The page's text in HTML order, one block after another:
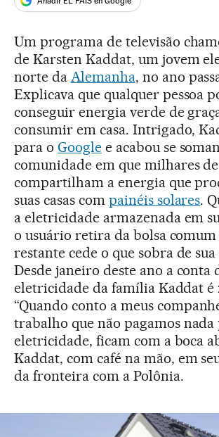
Um programa de televisão
de Karsten Kaddat, um jovem
norte da Alemanha, no ano
Explicava que qualquer pessoa
conseguir energia verde de
consumir em casa. Intrigado,
para o Googlee acabou se
comunidade em que milhares
compartilham a energia que
suas casas com painéis solares.
a eletricidade armazenada em
o usuário retira da bolsa comum
restante cede o que sobra de
Desde janeiro deste ano a conta
eletricidade da família Kaddat é
“Quando conto a meus
trabalho que não pagamos nada
eletricidade, ficam com a boca
Kaddat, com café na mão, em
da fronteira com a Polônia.